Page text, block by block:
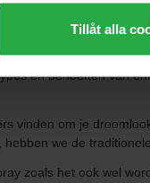
Tillåt alla
het je lengtes die
is je haar
en behoeften van
vinden om je
we de
zoals het ook wel